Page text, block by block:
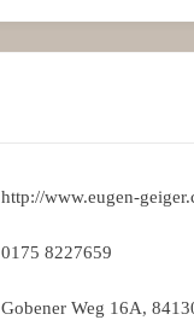
http://www.eugen-
0175 8227659
Gobener Weg 16A,